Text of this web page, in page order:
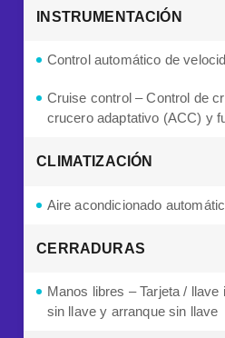
INSTRUMENTACIÓN
Control automático de
Cruise control – Control de
crucero adaptativo (ACC) y
CLIMATIZACIÓN
Aire acondicionado
CERRADURAS
Manos libres – Tarjeta /
sin llave y arranque sin llave